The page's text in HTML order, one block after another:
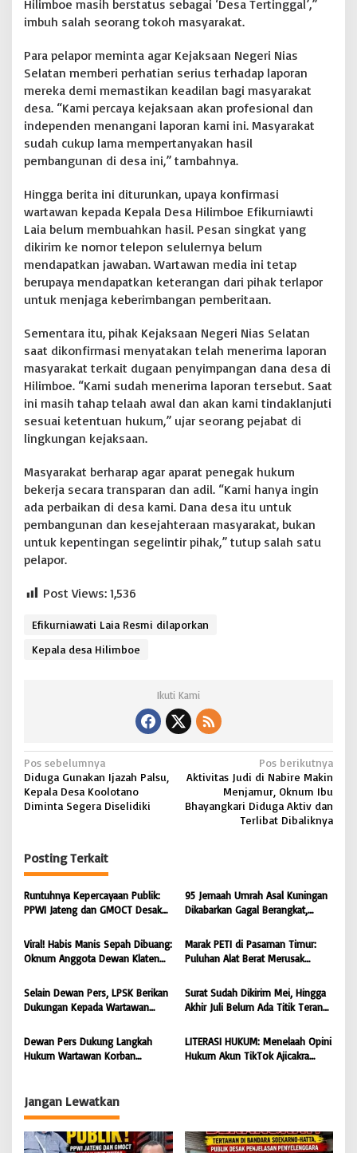
Hilimboe masih berstatus sebagai ‘Desa Tertinggal’,”
imbuh salah seorang tokoh masyarakat.
Para pelapor meminta agar Kejaksaan Negeri Nias
Selatan memberi perhatian serius terhadap laporan
mereka demi memastikan keadilan bagi masyarakat
desa. “Kami percaya kejaksaan akan profesional dan
independen menangani laporan kami ini. Masyarakat
sudah cukup lama mempertanyakan hasil
pembangunan di desa ini,” tambahnya.
Hingga berita ini diturunkan, upaya konfirmasi
wartawan kepada Kepala Desa Hilimboe Efikurniawti
Laia belum membuahkan hasil. Pesan singkat yang
dikirim ke nomor telepon selulernya belum
mendapatkan jawaban. Wartawan media ini tetap
berupaya mendapatkan keterangan dari pihak terlapor
untuk menjaga keberimbangan pemberitaan.
Sementara itu, pihak Kejaksaan Negeri Nias Selatan
saat dikonfirmasi menyatakan telah menerima laporan
masyarakat terkait dugaan penyimpangan dana desa di
Hilimboe. “Kami sudah menerima laporan tersebut. Saat
ini masih tahap telaah awal dan akan kami tindaklanjuti
sesuai ketentuan hukum,” ujar seorang pejabat di
lingkungan kejaksaan.
Masyarakat berharap agar aparat penegak hukum
bekerja secara transparan dan adil. “Kami hanya ingin
ada perbaikan di desa kami. Dana desa itu untuk
pembangunan dan kesejahteraan masyarakat, bukan
untuk kepentingan segelintir pihak,” tutup salah satu
pelapor.
Post Views: 1,536
Efikurniawati Laia Resmi dilaporkan
Kepala desa Hilimboe
Ikuti Kami
N
a
v
g
a
s
p
o
s
Pos sebelumnya
Diduga Gunakan Ijazah Palsu,
Kepala Desa Koolotano
Diminta Segera Diselidiki
Pos berikutnya
Aktivitas Judi di Nabire Makin
Menjamur, Oknum Ibu
Bhayangkari Diduga Aktiv dan
Terlibat Dibaliknya
Posting Terkait
Runtuhnya Kepercayaan Publik:
PPWI Jateng dan GMOCT Desak
Diperas” Bupati Pemalang Serta
Oknum KPK
95 Jemaah Umrah Asal Kuningan
Dikabarkan Gagal Berangkat,
Komitmen Layanan Sesuai Aturan
Viral! Habis Manis Sepah Dibuang:
Oknum Anggota Dewan Klaten
Bungkam Saat Dimintai
keterangan
Marak PETI di Pasaman Timur:
Puluhan Alat Berat Merusak
Minta Tindakan Tegas
Selain Dewan Pers, LPSK Berikan
Dukungan Kepada Wartawan
Surat Sudah Dikirim Mei, Hingga
Akhir Juli Belum Ada Titik Terang:
Ditunda-Tunda, Diduga Surat
Disembunyikan dari Bupati Kutim
Dewan Pers Dukung Langkah
Hukum Wartawan Korban
Terhadap Kebebasan Pers
LITERASI HUKUM: Menelaah Opini
Hukum Akun TikTok Ajicakra
Jangan Lewatkan